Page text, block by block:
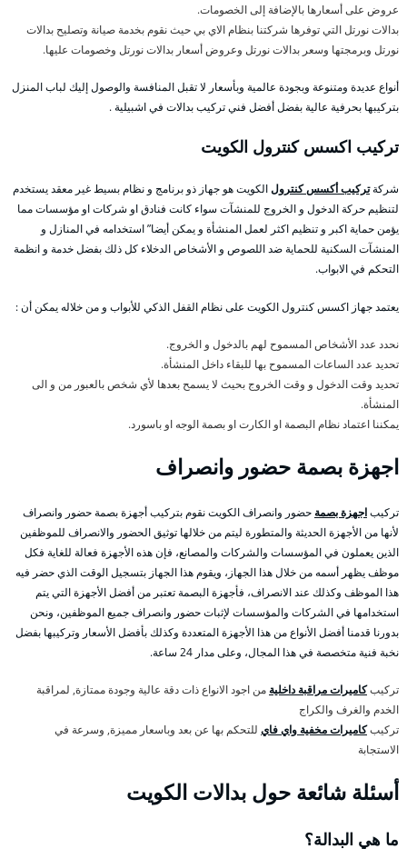
عروض على أسعارها بالإضافة إلى الخصومات.
بدالات نورتل التي توفرها شركتنا بنظام الاي بي حيث نقوم بخدمة صيانة وتصليح بدالات
نورتل وبرمجتها وسعر بدالات نورتل وعروض أسعار بدالات نورتل وخصومات عليها.
أنواع عديدة ومتنوعة وبجودة عالمية وبأسعار لا تقبل المنافسة والوصول إليك لباب المنزل
بتركيبها بحرفية عالية بفضل أفضل فني تركيب بدالات في اشبيلية .
تركيب اكسس كنترول الكويت
شركةتركيب أكسس كنترولالكويت هو جهاز ذو برنامج و نظام بسيط غير معقد يستخدم
لتنظيم حركة الدخول و الخروج للمنشآت سواء كانت فنادق او شركات او مؤسسات مما
يؤمن حماية اكبر و تنظيم اكثر لعمل المنشأة و يمكن أيضا” استخدامه في المنازل و
المنشآت السكنية للحماية ضد اللصوص و الأشخاص الدخلاء كل ذلك بفضل خدمة و انظمة
التحكم في الابواب.
يعتمد جهاز اكسس كنترول الكويت على نظام القفل الذكي للأبواب و من خلاله يمكن أن :
نحدد عدد الأشخاص المسموح لهم بالدخول و الخروج.
تحديد عدد الساعات المسموح بها للبقاء داخل المنشأة.
تحديد وقت الدخول و وقت الخروج بحيث لا يسمح بعدها لأي شخص بالعبور من و الى
المنشأة.
يمكننا اعتماد نظام البصمة او الكارت او بصمة الوجه او باسورد.
اجهزة بصمة حضور وانصراف
تركيباجهزة بصمة حضور وانصراف الكويت نقوم بتركيب أجهزة بصمة حضور وانصراف
لأنها من الأجهزة الحديثة والمتطورة ليتم من خلالها توثيق الحضور والانصراف للموظفين
الذين يعملون في المؤسسات والشركات والمصانع، فإن هذه الأجهزة فعالة للغاية فكل
موظف يظهر أسمه من خلال هذا الجهاز، ويقوم هذا الجهاز بتسجيل الوقت الذي حضر فيه
هذا الموظف وكذلك عند الانصراف، فأجهزة البصمة تعتبر من أفضل الأجهزة التي يتم
استخدامها في الشركات والمؤسسات لإثبات حضور وانصراف جميع الموظفين، ونحن
بدورنا قدمنا أفضل الأنواع من هذا الأجهزة المتعددة وكذلك بأفضل الأسعار وتركيبها بفضل
نخبة فنية متخصصة في هذا المجال، وعلى مدار 24 ساعة.
تركيبكاميرات مراقبة داخلية من اجود الانواع ذات دقة عالية وجودة ممتازة, لمراقبة
الخدم والغرف والكراج
تركيبكاميرات مخفية واي فاي للتحكم بها عن بعد وباسعار مميزة, وسرعة في
الاستجابة
أسئلة شائعة حول بدالات الكويت
ما هي البدالة؟